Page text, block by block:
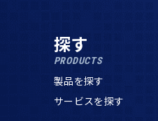
探す
PRODUCTS
製品を探す
サービスを探す